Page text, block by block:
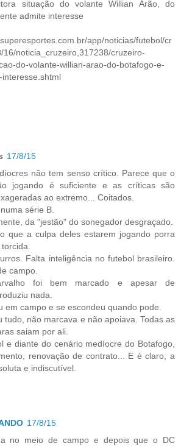
situação do volante Willian Arão, do
admite interesse
app/noticias/futebol/cr
16/noticia_cruzeiro,317238/cruzeiro-
do-volante-willian-arao-do-botafogo-e-
17/8/15
não tem senso crítico. Parece que o
jogando é suficiente e as críticas são
ao extremo... Coitados.
série B.
da "jestão" do sonegador desgraçado.
que a culpa deles estarem jogando porra
Falta inteligência no futebol brasileiro.
campo.
foi bem marcado e apesar de
nada.
em campo e se escondeu quando pode.
tudo, não marcava e não apoiava. Todas as
saiam por ali.
e diante do cenário medíocre do Botafogo,
renovação de contrato... E é claro, a
e indiscutível.
17/8/15
no meio de campo e depois que o DC